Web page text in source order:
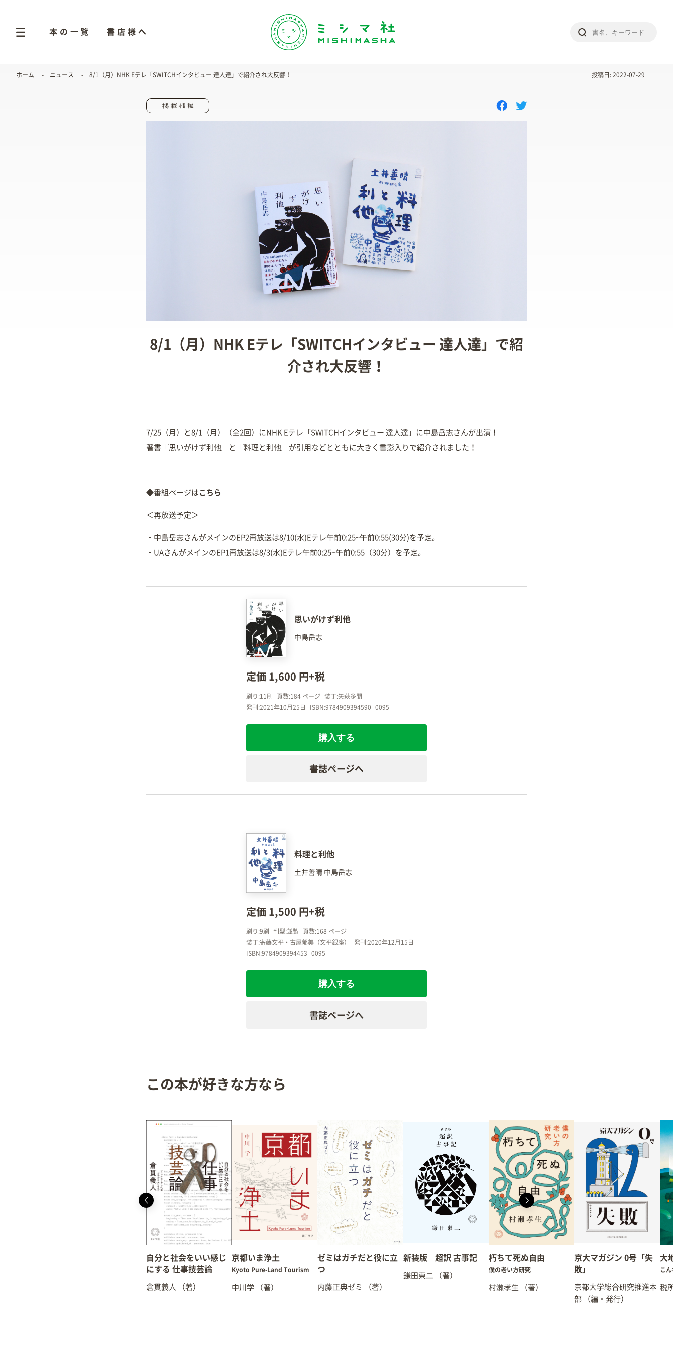
本の一覧 書店様へ
ホーム ニュース 8/1（月）NHK Eテレ「SWITCHインタビュー 達人達」で紹介され大反響！ 投稿日: 2022-07-29
8/1（月）NHK Eテレ「SWITCHインタビュー 達人達」で紹
介され大反響！
7/25（月）と8/1（月）（全2回）にNHK Eテレ「SWITCHインタビュー 達人達」に中島岳志さんが出演！
著書『思いがけず利他』と『料理と利他』が引用などとともに大きく書影入りで紹介されました！
◆番組ページは こちら
＜再放送予定＞
・中島岳志さんがメインのEP2再放送は8/10(水)Eテレ午前0:25~午前0:55(30分)を予定。
・ UAさんがメインのEP1 再放送は8/3(水)Eテレ午前0:25~午前0:55（30分）を予定。
思いがけず利他
中島岳志
定価 1,600 円+税
刷り:11刷 頁数:184 ページ
装丁:矢萩多聞
発刊:2021年10月25日
ISBN:9784909394590 0095
購入する
書誌ページへ
料理と利他
土井善晴 中島岳志
定価 1,500 円+税
刷り:9刷 判型:並製
頁数:168 ページ
装丁:寄藤文平・古屋郁美（文平銀座）
発刊:2020年12月15日
ISBN:9784909394453
0095
購入する
書誌ページへ
この本が好きな方なら
自分と社会をいい感じ
にする 仕事技芸論
倉貫義人 （著）
京都いま浄土
Kyoto Pure-Land Tourism
中川学 （著）
ゼミはガチだと役に立
つ
内藤正典ゼミ （著）
新装版 超訳 古事記
鎌田東二 （著）
朽ちて死ぬ自由
僕の老い方研究
村瀨孝生 （著）
京大マガジン 0号「失
敗」
京都大学総合研究推進本
部
（編・発行）
大
こ
税